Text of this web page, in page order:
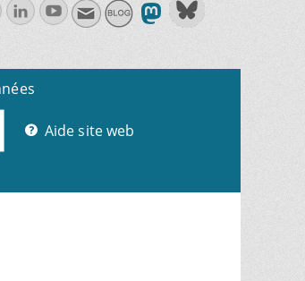
FacebookLinkedlnYoutube
Aide site web